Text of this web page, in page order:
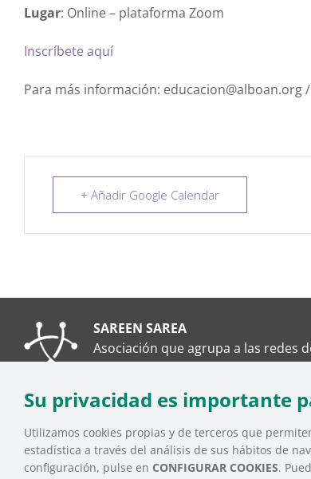
Lugar: Online – plataforma Zoom
Inscríbete aquí
Para más información: educacion@alboan.org /
+ Añadir Google Calendar
SAREEN SAREA
Asociación que agrupa a las redes
SAREEN SAREA Euskadiko Hirugarren
Su privacidad es importante
Utilizamos cookies propias y de terceros que
estadística a través del análisis de sus hábitos de
configuración, pulse en CONFIGURAR COOKIES.